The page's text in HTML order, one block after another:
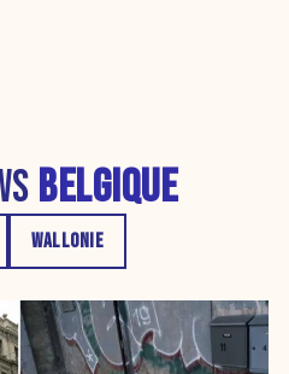
BELGIQUE
WALLONIE